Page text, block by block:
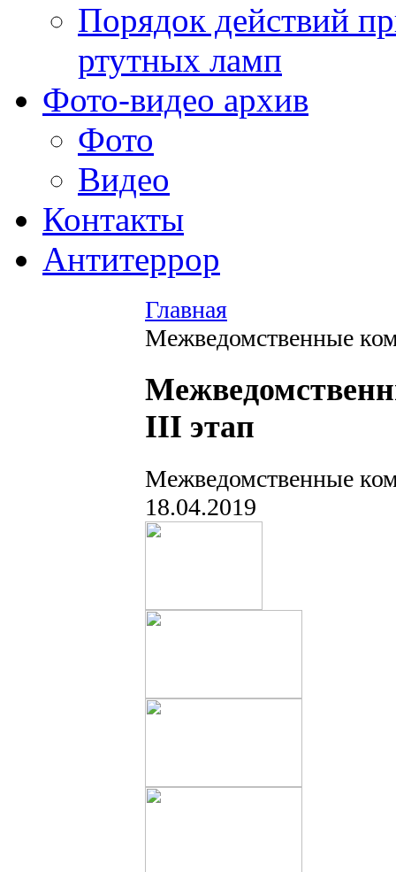
Порядок действий
ртутных ламп
Фото-видео архив
Фото
Видео
Контакты
Антитеррор
Главная
Межведомственные
III этап
Межведомственные
18.04.2019